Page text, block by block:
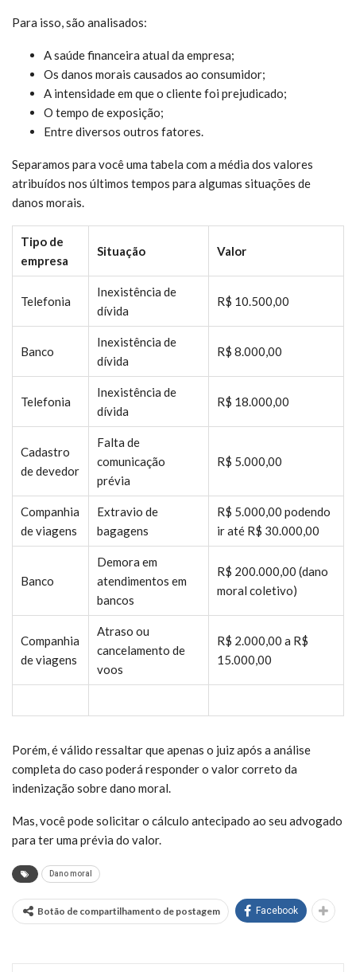
Para isso, são analisados:
A saúde financeira atual da empresa;
Os danos morais causados ao consumidor;
A intensidade em que o cliente foi prejudicado;
O tempo de exposição;
Entre diversos outros fatores.
Separamos para você uma tabela com a média dos valores
atribuídos nos últimos tempos para algumas situações de
danos morais.
Tipo de
empresa
Situação Valor
Telefonia
Inexistência de
dívida
R$ 10.500,00
Banco
Inexistência de
dívida
R$ 8.000,00
Telefonia
Inexistência de
dívida
R$ 18.000,00
Cadastro
de devedor
Falta de
comunicação
prévia
R$ 5.000,00
Companhia
de viagens
Extravio de
bagagens
R$ 5.000,00 podendo
ir até R$ 30.000,00
Banco
Demora em
atendimentos em
bancos
R$ 200.000,00 (dano
moral coletivo)
Companhia
de viagens
Atraso ou
cancelamento de
voos
R$ 2.000,00 a R$
15.000,00
Porém, é válido ressaltar que apenas o juiz após a análise
completa do caso poderá responder o valor correto da
indenização sobre dano moral.
Mas, você pode solicitar o cálculo antecipado ao seu advogado
para ter uma prévia do valor.
Dano moral
Botão de compartilhamento de postagem Facebook